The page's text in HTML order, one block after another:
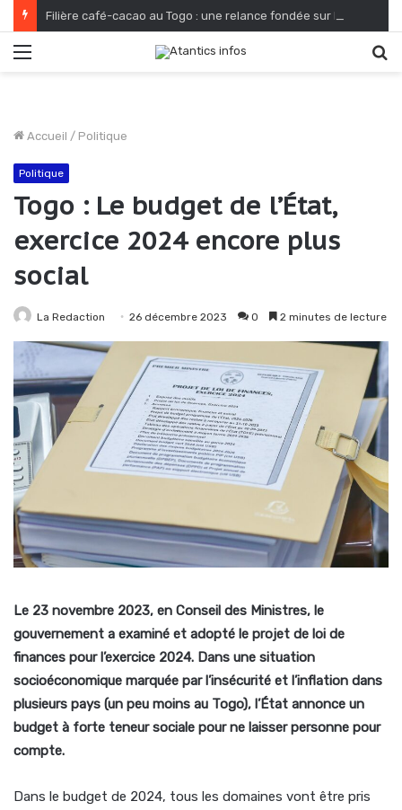
Accueil / Politique
Politique
Togo : Le budget de l’État,
exercice 2024 encore plus
social
La Redaction 26 décembre 2023 0 2 minutes de lecture
Le 23 novembre 2023, en Conseil des Ministres, le
gouvernement a examiné et adopté le projet de loi de
finances pour l’exercice 2024. Dans une situation
socioéconomique marquée par l’insécurité et l’inflation dans
plusieurs pays (un peu moins au Togo), l’État annonce un
budget à forte teneur sociale pour ne laisser personne pour
compte.
Dans le budget de 2024, tous les domaines vont être pris